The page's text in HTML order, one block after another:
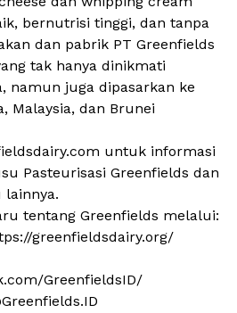
bernutrisi tinggi, dan tanpa
dan pabrik PT Greenfields
tak hanya dinikmati
namun juga dipasarkan ke
Malaysia, dan Brunei
untuk informasi
Pasteurisasi Greenfields dan
tentang Greenfields melalui:
GreenfieldsID/